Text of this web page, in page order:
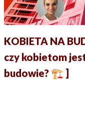
KOBIETA NA
czy kobietom
budowie? 🏗 ]